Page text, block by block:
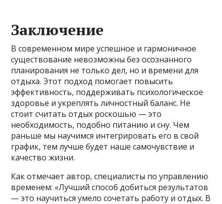
Заключение
В современном мире успешное и гармоничное
существование невозможны без осознанного
планирования не только дел, но и времени для
отдыха. Этот подход помогает повысить
эффективность, поддерживать психологическое
здоровье и укреплять личностный баланс. Не
стоит считать отдых роскошью — это
необходимость, подобно питанию и сну. Чем
раньше мы научимся интегрировать его в свой
график, тем лучше будет наше самочувствие и
качество жизни.
Как отмечает автор, специалисты по управлению
временем: «Лучший способ добиться результатов
— это научиться умело сочетать работу и отдых. В